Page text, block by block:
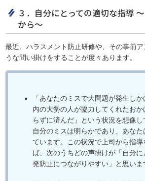
３．自分にとっての適切な指導
から～
最近、ハラスメント防止研修や、その事前
うな問い掛けをすることが度々あります。
「あなたのミスで大問題が発生し
内の大勢の人が協力してくれたお
らずに済んだ」という状況を想像し
自分のミスは明らかであり、あなた
ています。この状況で上司から指導
ば、次のうちどの声掛けが「自分
発防止につながりやすい」と思いま